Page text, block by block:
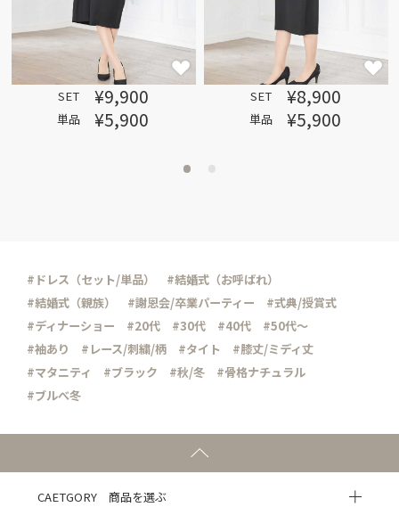
SET ¥9,900
単品 ¥5,900
SET ¥8,900
単品 ¥5,900
#ドレス（セット/単品）
#結婚式（お呼ばれ）
#結婚式（親族）
#謝恩会/卒業パーティー
#式典/授賞式
#ディナーショー
#20代 #30代 #40代
#50代～
#袖あり
#レース/刺繍/柄 #タイト
#膝丈/ミディ丈
#マタニティ
#ブラック #秋/冬
#骨格ナチュラル
#ブルべ冬
CAETGORY 商品を選ぶ